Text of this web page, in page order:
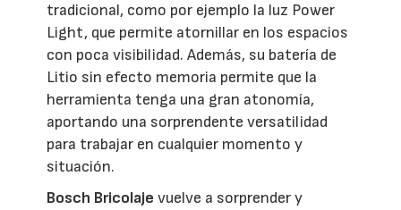
tradicional, como por ejemplo la luz Power
Light, que permite atornillar en los espacios
con poca visibilidad. Además, su batería de
Litio sin efecto memoria permite que la
herramienta tenga una gran atonomía,
aportando una sorprendente versatilidad
para trabajar en cualquier momento y
situación.
Bosch Bricolaje vuelve a sorprender y